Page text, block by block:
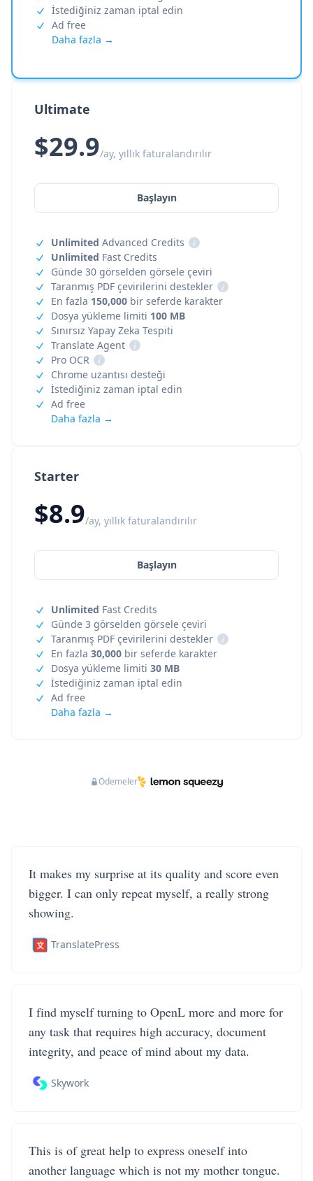
Starter
$8.9/ay, yıllık faturalandırılır
Başlayın
Unlimited Fast Credits
Günde 3 görselden görsele çeviri
Taranmış PDF çevirilerini destekler
i
En fazla 30,000 bir seferde karakter
Dosya yükleme limiti 30 MB
İstediğiniz zaman iptal edin
Ad free
Daha fazla →
İstediğiniz zaman iptal edin
Ad free
Daha fazla →
Ultimate
$29.9/ay, yıllık faturalandırılır
Başlayın
Unlimited Advanced Credits
i
Unlimited Fast Credits
Günde 30 görselden görsele çeviri
Taranmış PDF çevirilerini destekler
i
En fazla 150,000 bir seferde karakter
Dosya yükleme limiti 100 MB
Sınırsız Yapay Zeka Tespiti
Translate Agent
i
Pro OCR
i
Chrome uzantısı desteği
İstediğiniz zaman iptal edin
Ad free
Daha fazla →
Ödemeler
It makes my surprise at its quality and score even
bigger. I can only repeat myself, a really strong
showing.
TranslatePress
I find myself turning to OpenL more and more for
any task that requires high accuracy, document
integrity, and peace of mind about my data.
Skywork
This is of great help to express oneself into
another language which is not my mother tongue.